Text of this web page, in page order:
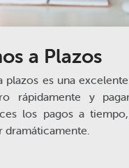
a Plazos
plazos es una
rápidamente y
los pagos a
dramáticamente.